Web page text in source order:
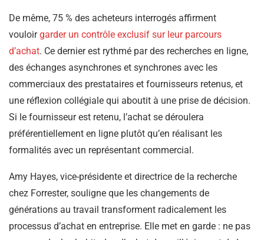
De même, 75 % des acheteurs interrogés affirment
vouloirgarder un contrôle exclusif sur leur parcours
d’achat. Ce dernier est rythmé par des recherches en ligne,
des échanges asynchrones et synchrones avec les
commerciaux des prestataires et fournisseurs retenus, et
une réflexion collégiale qui aboutit à une prise de décision.
Si le fournisseur est retenu, l’achat se déroulera
préférentiellement en ligne plutôt qu’en réalisant les
formalités avec un représentant commercial.
Amy Hayes, vice-présidente et directrice de la recherche
chez Forrester, souligne que les changements de
générations au travail transforment radicalement les
processus d’achat en entreprise. Elle met en garde : ne pas